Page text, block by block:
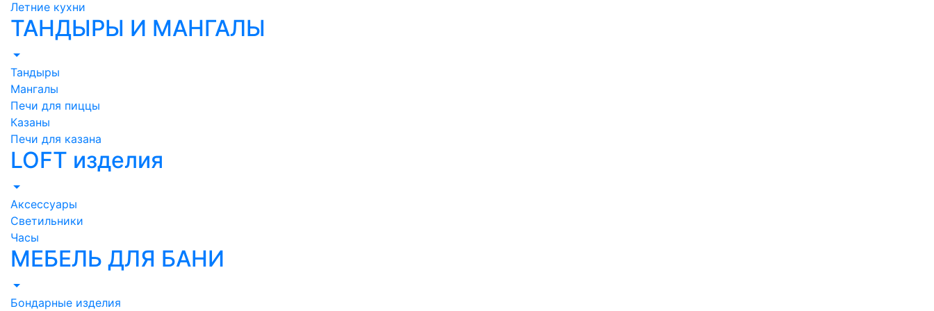
Летние кухни
ТАНДЫРЫ И МАНГАЛЫ
Тандыры
Мангалы
Печи для пиццы
Казаны
Печи для казана
LOFT изделия
Аксессуары
Светильники
Часы
МЕБЕЛЬ ДЛЯ БАНИ
Бондарные изделия